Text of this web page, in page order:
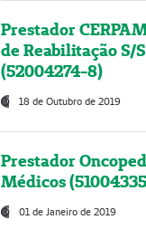
Prestador
de Reabilitação S/
(52004274-8)
18 de Outubro de 2019
Prestador
Médicos
01 de Janeiro de 2019